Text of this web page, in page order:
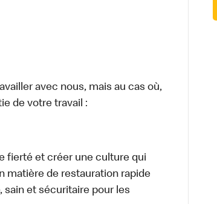
avec nous, mais au cas où,
de votre travail :
fierté et créer une culture qui
matière de restauration rapide
sain et sécuritaire pour les